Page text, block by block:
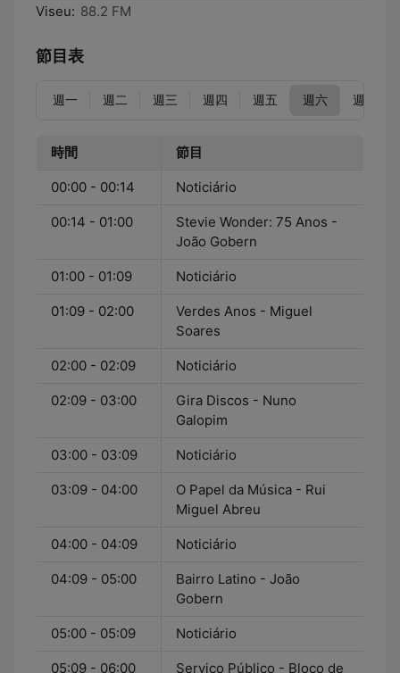
Viseu: 88.2 FM
節目表
週一 週二 週三 週四 週五 週六 週日
時間 節目
00:00 - 00:14 Noticiário
00:14 - 01:00
Stevie Wonder: 75 Anos -
João Gobern
01:00 - 01:09 Noticiário
01:09 - 02:00
Verdes Anos - Miguel
Soares
02:00 - 02:09 Noticiário
02:09 - 03:00
Gira Discos - Nuno
Galopim
03:00 - 03:09 Noticiário
03:09 - 04:00
O Papel da Música - Rui
Miguel Abreu
04:00 - 04:09 Noticiário
04:09 - 05:00
Bairro Latino - João
Gobern
05:00 - 05:09 Noticiário
05:09 - 06:00 Serviço Público - Bloco de